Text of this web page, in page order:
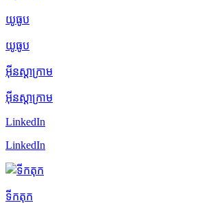
យូធូប
យូធូប
អ៊ីនស្តាក្រាម
អ៊ីនស្តាក្រាម
LinkedIn
LinkedIn
ទីកតុក